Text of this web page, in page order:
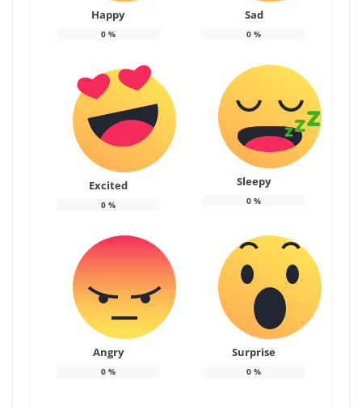
Happy
0%
Sad
0 %
Excited
0%
Sleepy
0 %
Angry
0%
Surprise
0 %